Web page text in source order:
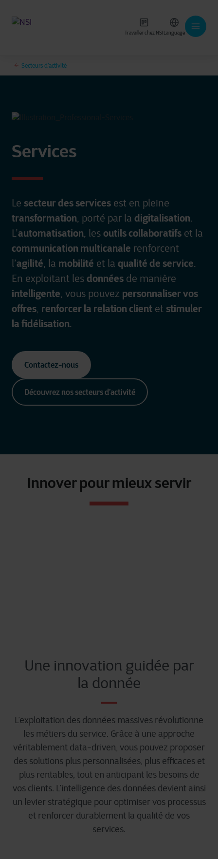
Travailler chez NSILanguage
Secteurs d’activité
Services
Le secteur des services est en pleine
transformation, porté par la digitalisation.
L’automatisation, les outils collaboratifs et la
communication multicanale renforcent
l’agilité, la mobilité et la qualité de service.
En exploitant les données de manière
intelligente, vous pouvez personnaliser vos
offres, renforcer la relation client et stimuler
la fidélisation.
Contactez-nous
Découvrez nos secteurs d’activité
Innover pour mieux servir
Une innovation guidée par
la donnée
L’exploitation des données massives révolutionne
les métiers du service. Grâce à une approche
véritablement data-driven, vous pouvez proposer
des solutions plus personnalisées, plus efficaces et
plus rentables, tout en anticipant les besoins de
vos clients. L’intelligence des données devient ainsi
un levier stratégique pour optimiser vos processus
et renforcer durablement la qualité de vos
services.